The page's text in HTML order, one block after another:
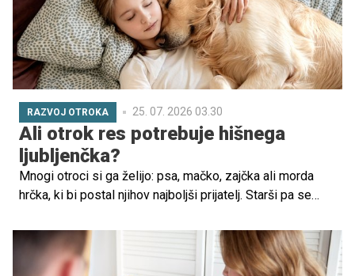
RAZVOJ OTROKA 25. 07. 2026 03.30
Ali otrok res potrebuje hišnega
ljubljenčka?
Mnogi otroci si ga želijo: psa, mačko, zajčka ali morda
hrčka, ki bi postal njihov najboljši prijatelj. Starši pa se
otroku res koristil ali bo postal le še ena obveznost za
odrasle?